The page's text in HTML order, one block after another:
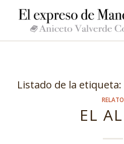
Listado de la etiqueta:
RELATO
EL